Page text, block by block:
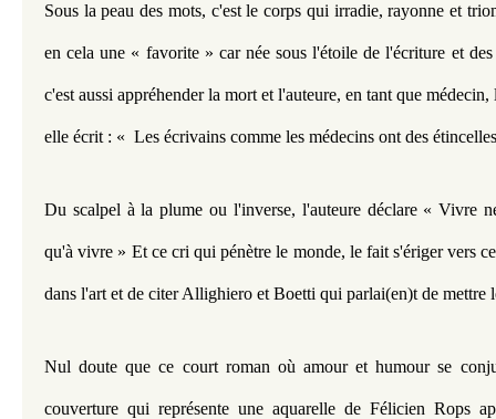
Sous la peau des mots, c'est le corps qui irradie, rayonne et
en cela une « favorite » car née sous l'étoile de l'écriture et
c'est aussi appréhender la mort et l'auteure, en tant que
elle écrit : «  Les écrivains comme les médecins ont des
Du scalpel à la plume ou l'inverse, l'auteure déclare « Vivre
qu'à vivre » Et ce cri qui pénètre le monde, le fait s'ériger vers
dans l'art et de citer Allighiero et Boetti qui parlai(en)t de mettre
Nul doute que ce court roman où amour et humour se
couverture qui représente une aquarelle de Félicien Rops